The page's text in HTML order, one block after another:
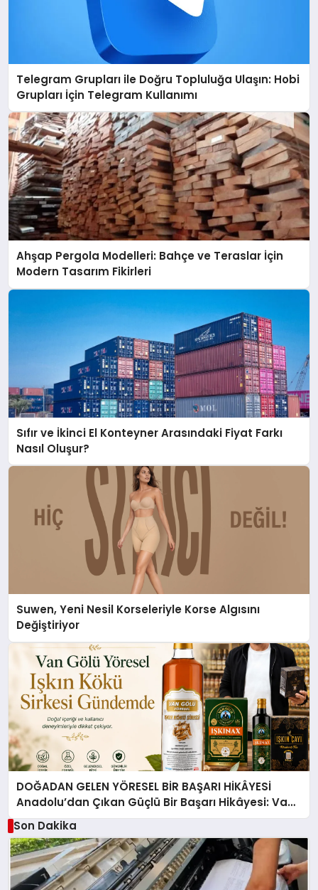
Telegram Grupları ile Doğru Topluluğa Ulaşın: Hobi
Grupları İçin Telegram Kullanımı
Ahşap Pergola Modelleri: Bahçe ve Teraslar İçin
Modern Tasarım Fikirleri
Sıfır ve İkinci El Konteyner Arasındaki Fiyat Farkı
Nasıl Oluşur?
Suwen, Yeni Nesil Korseleriyle Korse Algısını
Değiştiriyor
DOĞADAN GELEN YÖRESEL BİR BAŞARI HİKÂYESİ
Anadolu’dan Çıkan Güçlü Bir Başarı Hikâyesi: Van
Gölü Yöresel Işkın Kökü Sirkesi
Son Dakika